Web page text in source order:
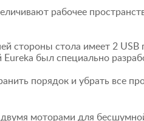
рабочее
стороны стола имеет 2
был специально
порядок и убрать все
моторами для